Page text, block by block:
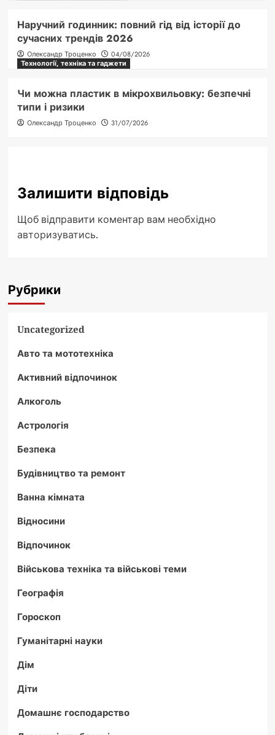
Наручний годинник: повний гід від історії до
сучасних трендів 2026
Олександр Троценко
04/08/2026
Технології, техніка та гаджети
Чи можна пластик в мікрохвильовку: безпечні
типи і ризики
Олександр Троценко 31/07/2026
Залишити відповідь
Щоб відправити коментар вам необхідно
авторизуватись.
Рубрики
Uncategorized
Авто та мототехніка
Активний відпочинок
Алкоголь
Астрологія
Безпека
Будівництво та ремонт
Ванна кімната
Відносини
Відпочинок
Військова техніка та військові теми
Географія
Гороскоп
Гуманітарні науки
Дім
Діти
Домашнє господарство